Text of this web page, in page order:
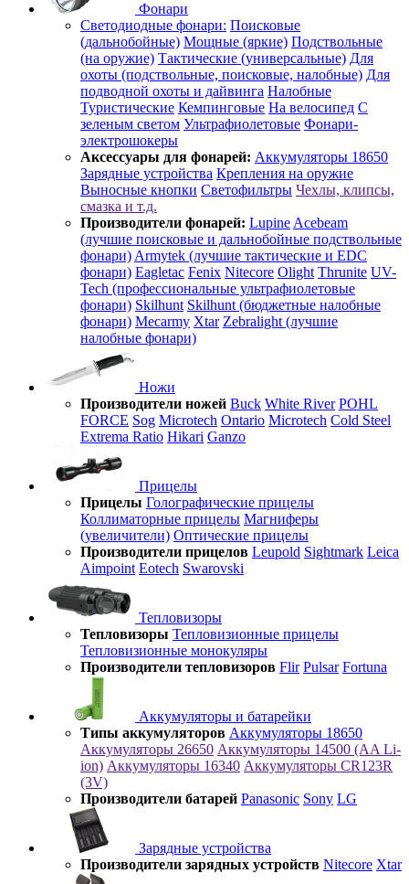
Фонари
Светодиодные фонари: Поисковые
(дальнобойные) Мощные (яркие) Подствольные
(на оружие) Тактические (универсальные) Для
охоты (подствольные, поисковые, налобные) Для
подводной охоты и дайвинга Налобные
Туристические Кемпинговые На велосипед С
зеленым светом Ультрафиолетовые Фонари-
электрошокеры
Аксессуары для фонарей: Аккумуляторы 18650
Зарядные устройства Крепления на оружие
Выносные кнопки Светофильтры Чехлы, клипсы,
смазка и т.д.
Производители фонарей: Lupine Acebeam
(лучшие поисковые и дальнобойные подствольные
фонари) Armytek (лучшие тактические и EDC
фонари) Eagletac Fenix Nitecore Olight Thrunite UV-
Tech (профессиональные ультрафиолетовые
фонари) Skilhunt Skilhunt (бюджетные налобные
фонари) Mecarmy Xtar Zebralight (лучшие
налобные фонари)
Ножи
Производители ножей Buck White River POHL
FORCE Sog Microtech Ontario Microtech Cold Steel
Extrema Ratio Hikari Ganzo
Прицелы
Прицелы Голографические прицелы
Коллиматорные прицелы Магниферы
(увеличители) Оптические прицелы
Производители прицелов Leupold Sightmark Leica
Aimpoint Eotech Swarovski
Тепловизоры
Тепловизоры Тепловизионные прицелы
Тепловизионные монокуляры
Производители тепловизоров Flir Pulsar Fortuna
Аккумуляторы и батарейки
Типы аккумуляторов Аккумуляторы 18650
Аккумуляторы 26650 Аккумуляторы 14500 (AA Li-
ion) Аккумуляторы 16340 Аккумуляторы CR123R
(3V)
Производители батарей Panasonic Sony LG
Зарядные устройства
Производители зарядных устройств Nitecore Xtar